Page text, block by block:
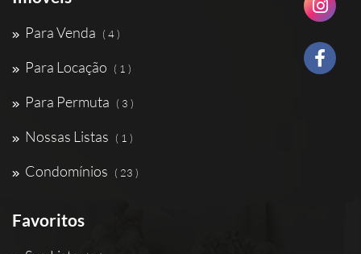
Para Venda ( 4 )
Para Locação ( 1 )
Para Permuta ( 3 )
Nossas Listas ( 1 )
Condomínios ( 23 )
Favoritos